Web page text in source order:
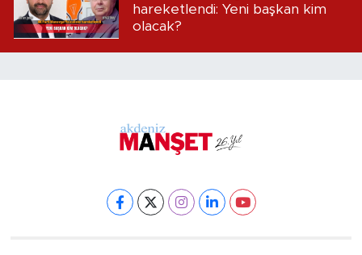
hareketlendi: Yeni başkan kim
olacak?